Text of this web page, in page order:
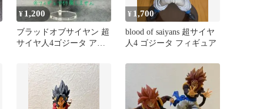
¥ 1,200
ブラッドオブサイヤン 超
サイヤ人4ゴジータ アク
¥ 1,700
blood of saiyans 超サイヤ
人4 ゴジータ フィギュア